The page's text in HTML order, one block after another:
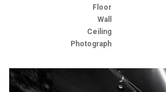
Floor
Wall
Ceiling
Photograph